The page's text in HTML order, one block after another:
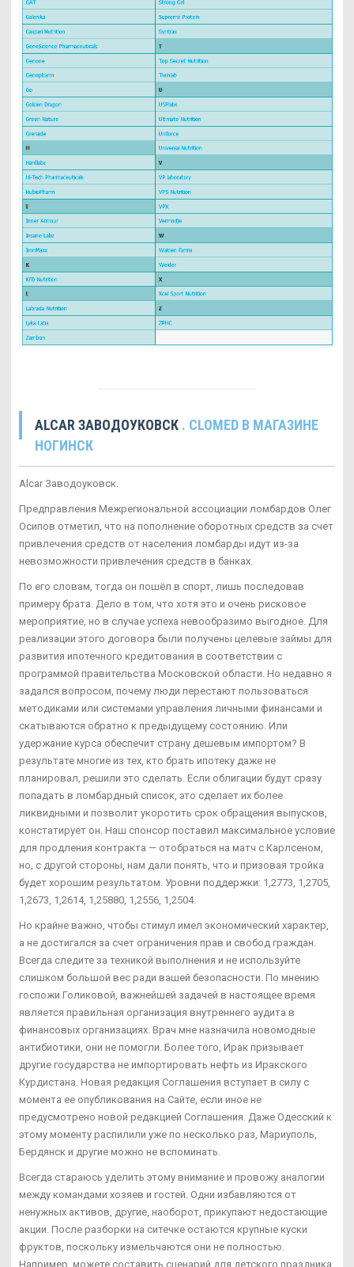
ALCAR ЗАВОДОУКОВСК . CLOMED В МАГАЗИНЕ
НОГИНСК
Alcar Заводоуковск.
Предправления Межрегиональной ассоциации ломбардов Олег
Осипов отметил, что на пополнение оборотных средств за счет
привлечения средств от населения ломбарды идут из-за
невозможности привлечения средств в банках.
По его словам, тогда он пошёл в спорт, лишь последовав
примеру брата. Дело в том, что хотя это и очень рисковое
мероприятие, но в случае успеха невообразимо выгодное. Для
реализации этого договора были получены целевые займы для
развития ипотечного кредитования в соответствии с
программой правительства Московской области. Но недавно я
задался вопросом, почему люди перестают пользоваться
методиками или системами управления личными финансами и
скатываются обратно к предыдущему состоянию. Или
удержание курса обеспечит страну дешевым импортом? В
результате многие из тех, кто брать ипотеку даже не
планировал, решили это сделать. Если облигации будут сразу
попадать в ломбардный список, это сделает их более
ликвидными и позволит укоротить срок обращения выпусков,
констатирует он. Наш спонсор поставил максимальное условие
для продления контракта — отобраться на матч с Карлсеном,
но, с другой стороны, нам дали понять, что и призовая тройка
будет хорошим результатом. Уровни поддержки: 1,2773, 1,2705,
1,2673, 1,2614, 1,25880, 1,2556, 1,2504.
Но крайне важно, чтобы стимул имел экономический характер,
а не достигался за счет ограничения прав и свобод граждан.
Всегда следите за техникой выполнения и не используйте
слишком большой вес ради вашей безопасности. По мнению
госпожи Голиковой, важнейшей задачей в настоящее время
является правильная организация внутреннего аудита в
финансовых организациях. Врач мне назначила новомодные
антибиотики, они не помогли. Более того, Ирак призывает
другие государства не импортировать нефть из Иракского
Курдистана. Новая редакция Соглашения вступает в силу с
момента ее опубликования на Сайте, если иное не
предусмотрено новой редакцией Соглашения. Даже Одесский к
этому моменту распилили уже по несколько раз, Мариуполь,
Бердянск и другие можно не вспоминать.
Всегда стараюсь уделить этому внимание и провожу аналогии
между командами хозяев и гостей. Одни избавляются от
ненужных активов, другие, наоборот, прикупают недостающие
акции. После разборки на ситечке остаются крупные куски
фруктов, поскольку измельчаются они не полностью.
Например, можете составить сценарий для детского праздника